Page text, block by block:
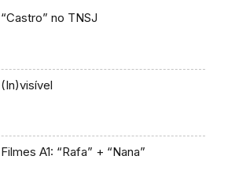
“Castro” no TNSJ
(In)visível
Filmes A1: “Rafa” + “Nana”